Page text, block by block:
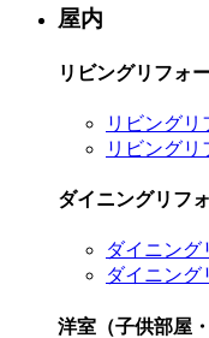
屋内
リビングリフォ
リビング
リビングリ
ダイニングリフ
ダイニング
ダイニング
洋室（子供部屋